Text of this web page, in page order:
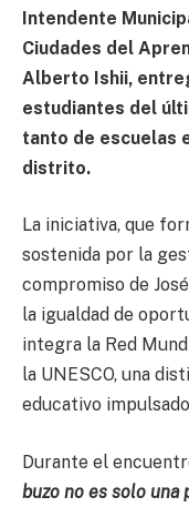
Intendente
Ciudades del
Alberto Ishii,
estudiantes del
tanto de escuelas
distrito.
La iniciativa, que
sostenida por la
compromiso de
la igualdad de
integra la Red
la UNESCO, una
educativo
Durante el
buzo no es solo una